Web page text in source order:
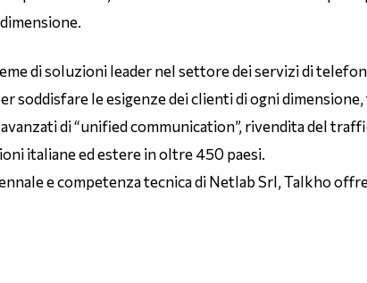
di soluzioni leader nel settore dei servizi di
soddisfare le esigenze dei clienti di ogni
di “unified communication”, rivendita del
italiane ed estere in oltre 450 paesi.
e competenza tecnica di Netlab Srl, Talkho